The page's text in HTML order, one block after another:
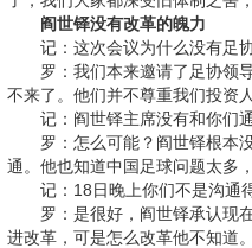
阎世铎没有改革的魄力
记：这次会议为什么没有足协
罗：我们本来邀请了足协领导
不来了。他们并不尊重我们投资人
记：阎世铎主席没有和你们
罗：怎么可能？阎世铎根本没
通。他也知道中国足球问题太多
记：18日晚上你们不是沟通
罗：是很好，阎世铎承认现在
进改革，可是怎么改革他不知道